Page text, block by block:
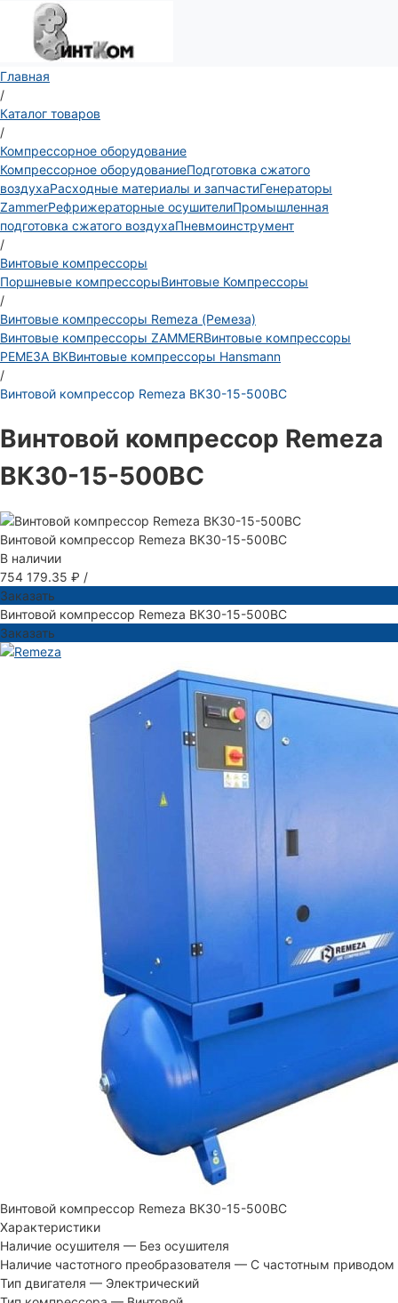
Главная
/
Каталог товаров
/
Компрессорное оборудование
Компрессорное оборудованиеПодготовка сжатого
воздухаРасходные материалы и запчастиГенераторы
ZammerРефрижераторные осушителиПромышленная
подготовка сжатого воздухаПневмоинструмент
/
Винтовые компрессоры
Поршневые компрессорыВинтовые Компрессоры
/
Винтовые компрессоры Remeza (Ремеза)
Винтовые компрессоры ZAMMERВинтовые компрессоры
РЕМЕЗА ВКВинтовые компрессоры Hansmann
/
Винтовой компрессор Remeza ВК30-15-500ВС
Винтовой компрессор Remeza
ВК30-15-500ВС
Винтовой компрессор Remeza ВК30-15-500ВС
В наличии
754 179.35 ₽ /
Заказать
Винтовой компрессор Remeza ВК30-15-500ВС
Заказать
Винтовой компрессор Remeza ВК30-15-500ВС
Характеристики
Наличие осушителя — Без осушителя
Наличие частотного преобразователя — С частотным приводом
Тип двигателя — Электрический